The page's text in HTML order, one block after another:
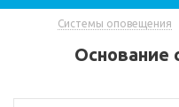
Системы оповещения
Основание